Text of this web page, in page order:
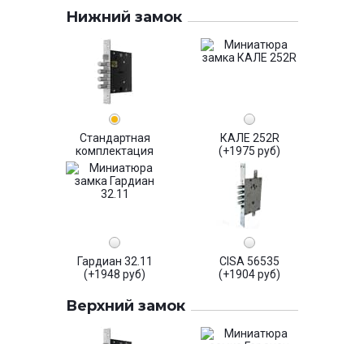
Нижний замок
Стандартная
комплектация
КАЛЕ 252R
(+1975 руб)
Гардиан 32.11
(+1948 руб)
CISA 56535
(+1904 руб)
Верхний замок